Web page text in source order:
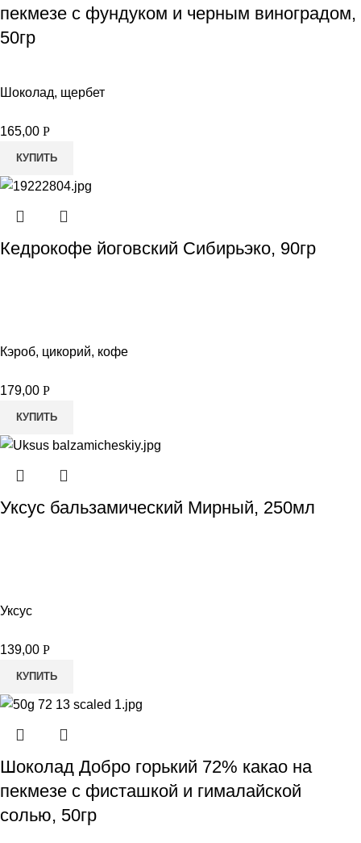
пекмезе с фундуком и черным виноградом,
50гр
Шоколад, щербет
165,00 Р
КУПИТЬ
Кедрокофе йоговский Сибирьэко, 90гр
Кэроб, цикорий, кофе
179,00 Р
КУПИТЬ
Уксус бальзамический Мирный, 250мл
Уксус
139,00 Р
КУПИТЬ
Шоколад Добро горький 72% какао на
пекмезе с фисташкой и гималайской
солью, 50гр